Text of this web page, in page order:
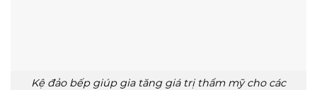
Kệ đảo bếp giúp gia tăng giá trị thẩm mỹ cho các